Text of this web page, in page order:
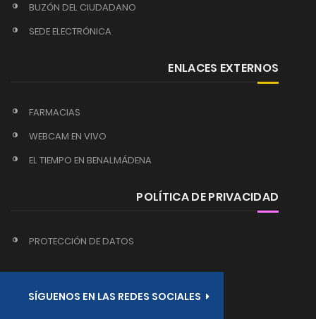
BUZÓN DEL CIUDADANO
SEDE ELECTRÓNICA
ENLACES EXTERNOS
FARMACIAS
WEBCAM EN VIVO
EL TIEMPO EN BENALMÁDENA
POLÍTICA DE PRIVACIDAD
PROTECCIÓN DE DATOS
SÍGUENOS EN LAS REDES SOCIALES